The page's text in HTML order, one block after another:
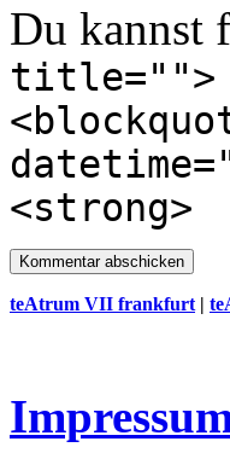
Du kannst
title="">
<strong>
teAtrum VII frankfurt |